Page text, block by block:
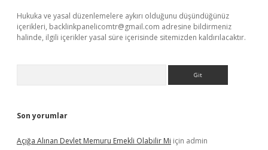
Hukuka ve yasal düzenlemelere aykırı olduğunu düşündüğünüz
içerikleri, backlinkpanelicomtr@gmail.com adresine bildirmeniz
halinde, ilgili içerikler yasal süre içerisinde sitemizden kaldırılacaktır.
Son yorumlar
Açığa Alınan Devlet Memuru Emekli Olabilir Mi için admin